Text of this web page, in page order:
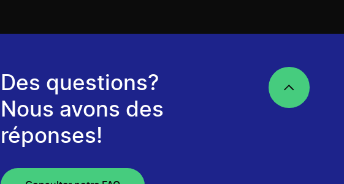
Des questions?
Nous avons des
réponses!